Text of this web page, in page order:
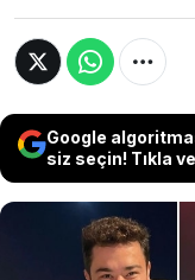
Google
siz seçin! Tıkla